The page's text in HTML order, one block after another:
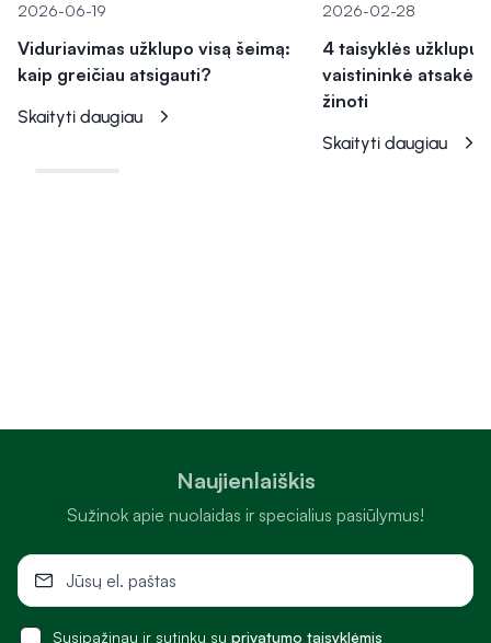
2026-06-19
Viduriavimas užklupo visą šeimą:
kaip greičiau atsigauti?
Skaityti daugiau
2026-02-28
4 taisyklės
vaistininkė atsakė,
žinoti
Skaityti daugiau
Naujienlaiškis
Sužinok apie nuolaidas ir specialius pasiūlymus!
Susipažinau ir sutinku su privatumo taisyklėmis